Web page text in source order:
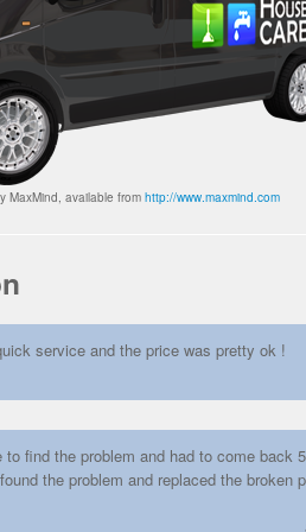
MaxMind, available from http://www.maxmind.com
service and the price was pretty ok !
find the problem and had to come back
the problem and replaced the broken